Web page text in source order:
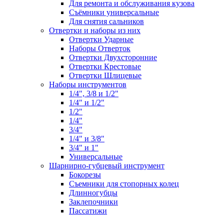
Для ремонта и обслуживания кузова
Съёмники универсальные
Для снятия сальников
Отвертки и наборы из них
Отвертки Ударные
Наборы Отверток
Отвертки Двухсторонние
Отвертки Крестовые
Отвертки Шлицевые
Наборы инструментов
1/4", 3/8 и 1/2"
1/4" и 1/2"
1/2"
1/4"
3/4"
1/4" и 3/8"
3/4" и 1"
Универсальные
Шарнирно-губцевый инструмент
Бокорезы
Съемники для стопорных колец
Длинногубцы
Заклепочники
Пассатижи